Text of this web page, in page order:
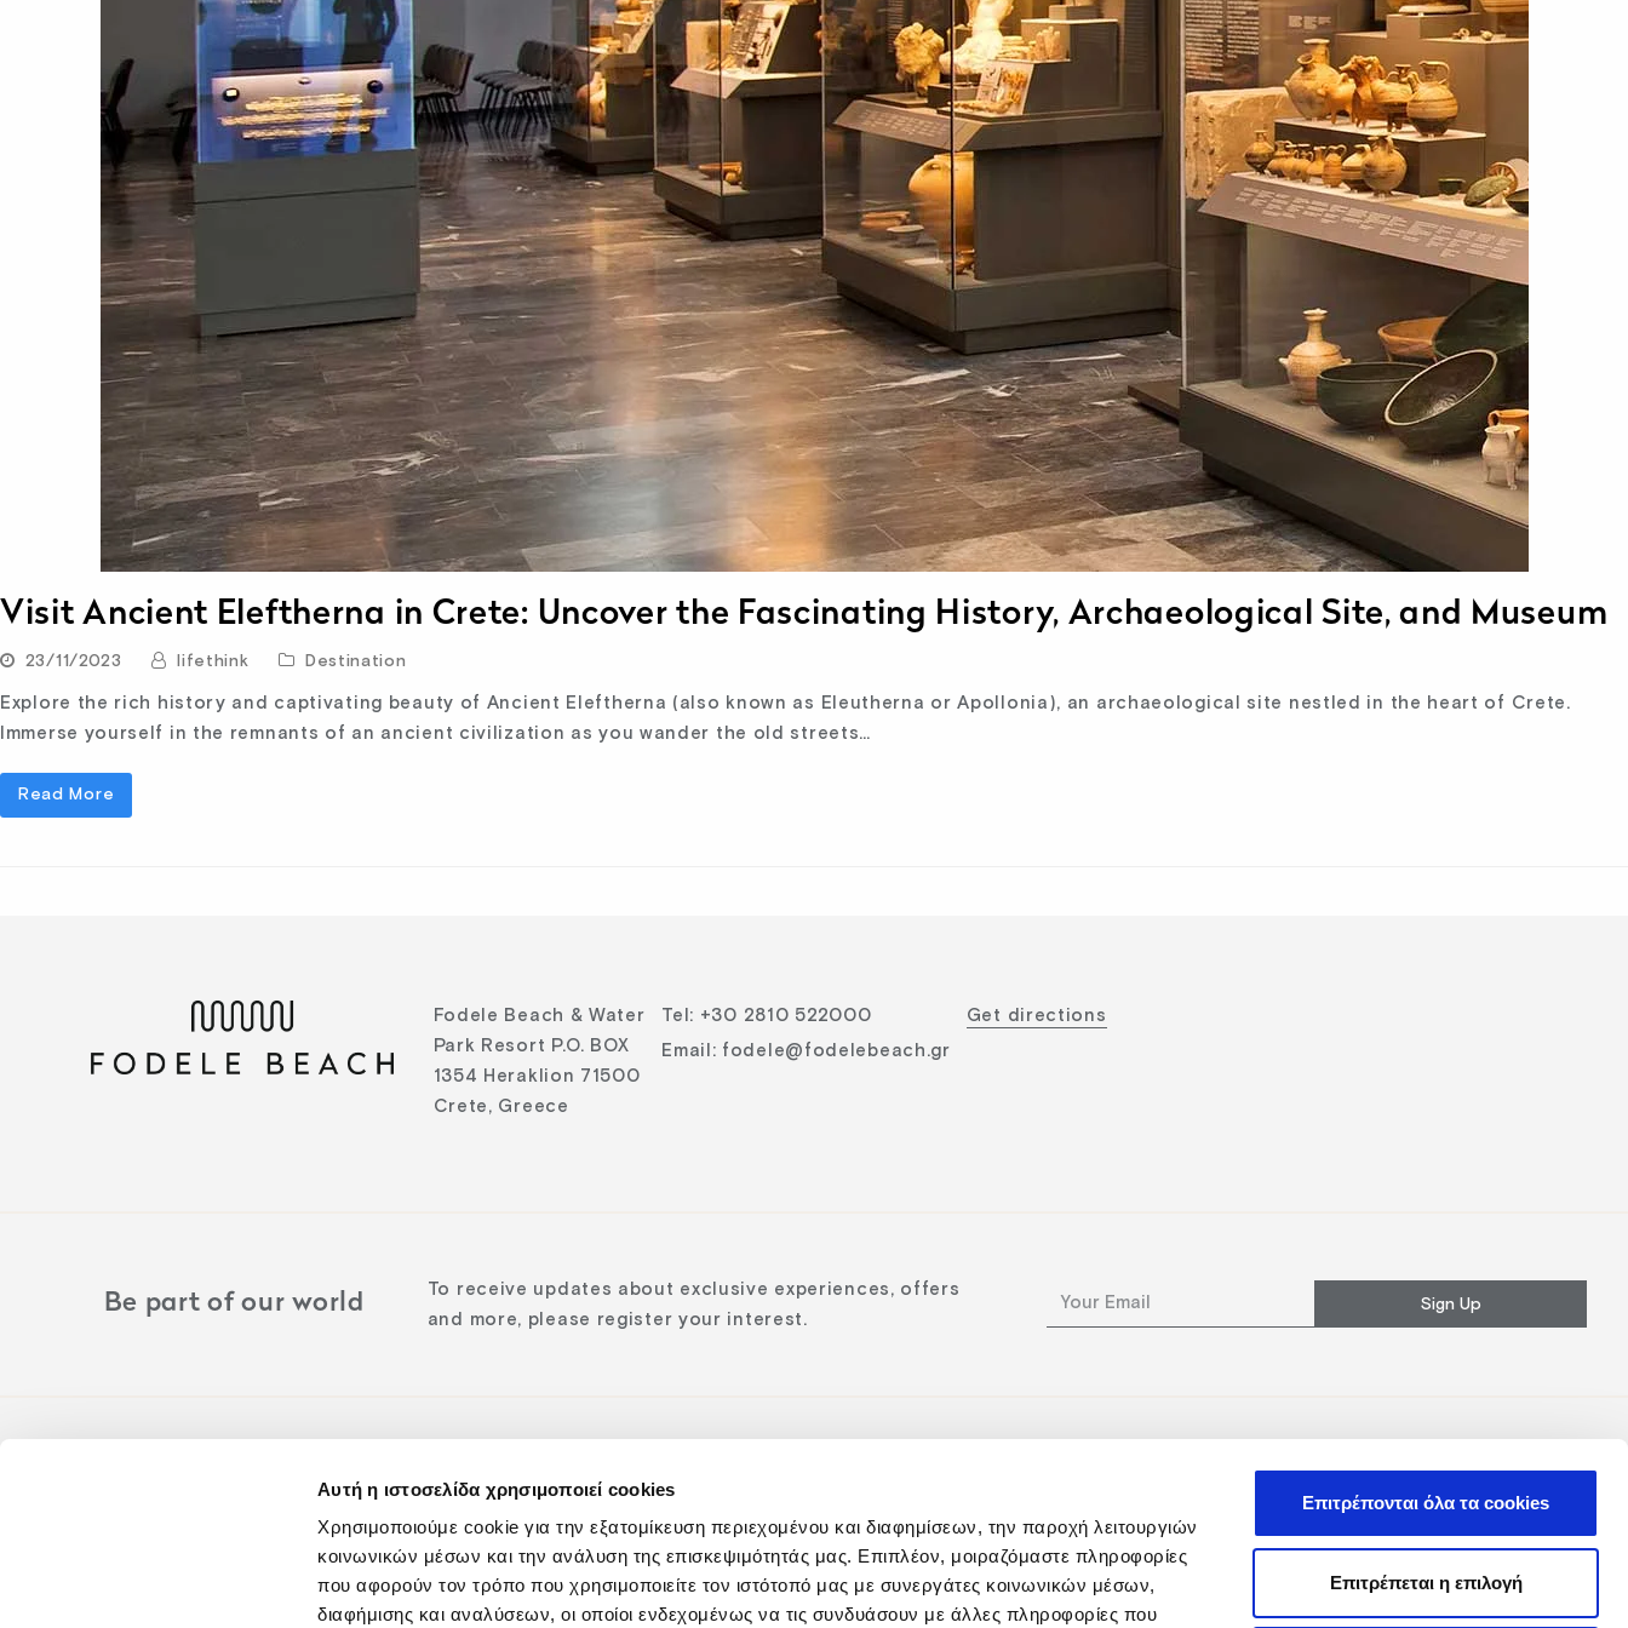
Αυτή η ιστοσελίδα χρησιμοποιεί cookies
Χρησιμοποιούμε cookie για την εξατομίκευση περιεχομένου και διαφημίσεων, την παροχή λειτουργιών
κοινωνικών μέσων και την ανάλυση της επισκεψιμότητάς μας. Επιπλέον, μοιραζόμαστε πληροφορίες
που αφορούν τον τρόπο που χρησιμοποιείτε τον ιστότοπό μας με συνεργάτες κοινωνικών μέσων,
διαφήμισης και αναλύσεων, οι οποίοι ενδεχομένως να τις συνδυάσουν με άλλες πληροφορίες που
Επιτρέπονται όλα τα cookies
Επιτρέπεται η επιλογή
Visit Ancient Eleftherna in Crete: Uncover the Fascinating History, Archaeological Site, and Museum
23/11/2023 lifethink Destination
Explore the rich history and captivating beauty of Ancient Eleftherna (also known as Eleutherna or Apollonia), an archaeological site nestled in the heart of Crete.
Immerse yourself in the remnants of an ancient civilization as you wander the old streets…
Read More
Fodele Beach & Water
Park Resort P.O. BOX
1354 Heraklion 71500
Crete, Greece
Tel : +30 2810 522000
Email : fodele@fodelebeach.gr
Get directions
Be part of our world
To receive updates about exclusive experiences, offers
and more, please register your interest.
Sign Up
Follow us on: